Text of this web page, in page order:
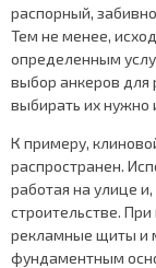
распорный,
Тем не менее,
определенным
выбор анкеров для
выбирать их нужно
К примеру,
распространен.
работая на улице
строительстве.
рекламные щиты и
фундаментным